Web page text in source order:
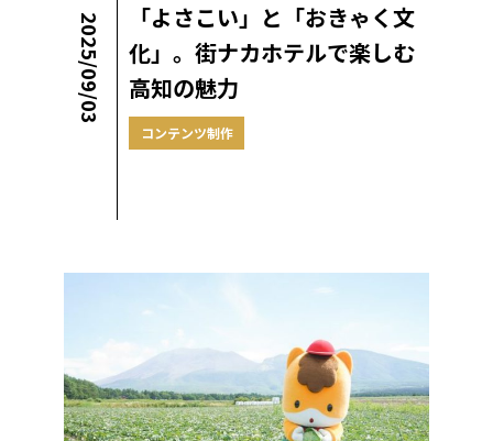
2025/09/03
「よさこい」と「おきゃく文
化」。街ナカホテルで楽しむ
高知の魅力
コンテンツ制作